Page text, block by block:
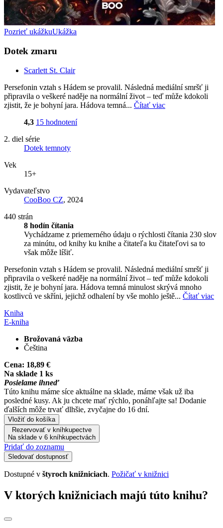
Pozrieť ukážkuUkážka
Dotek zmaru
Scarlett St. Clair
Persefonin vztah s Hádem se provalil. Následná mediální smršť ji
připravila o veškeré naděje na normální život – teď může kdokoli
zjistit, že je bohyní jara. Hádova temná... Čítať viac
4,3 15 hodnotení
2. diel série
Dotek temnoty
Vek
15+
Vydavateľstvo
CooBoo CZ, 2024
440 strán
8 hodín čítania
Vychádzame z priemerného údaju o rýchlosti čítania 230 slov
za minútu, od knihy ku knihe a čitateľa ku čitateľovi sa to
však môže líšiť.
Persefonin vztah s Hádem se provalil. Následná mediální smršť ji
připravila o veškeré naděje na normální život – teď může kdokoli
zjistit, že je bohyní jara. Hádova temná minulost skrývá mnoho
kostlivců ve skříni, jejichž odhalení by vše mohlo ještě... Čítať viac
Kniha
E-kniha
Brožovaná väzba
Čeština
Cena: 18,89 €
Na sklade 1 ks
Posielame ihneď
Túto knihu máme síce aktuálne na sklade, máme však už iba
posledné kusy. Ak ju chcete mať rýchlo, ponáhľajte sa! Dodanie
ďalších môže trvať dlhšie, zvyčajne do 16 dní.
Vložiť do košíka
Rezervovať v kníhkupectve
Na sklade v 6 kníhkupectvách
Pridať do zoznamu
Sledovať dostupnosť
Dostupné v štyroch knižniciach. Požičať v knižnici
V ktorých knižniciach majú túto knihu?